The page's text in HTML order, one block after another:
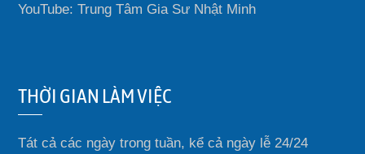
YouTube: Trung Tâm Gia Sư Nhật Minh
THỜI GIAN LÀM VIỆC
Tát cả các ngày trong tuần, kể cả ngày lễ 24/24